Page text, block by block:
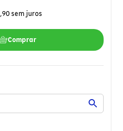
,90sem juros
Comprar